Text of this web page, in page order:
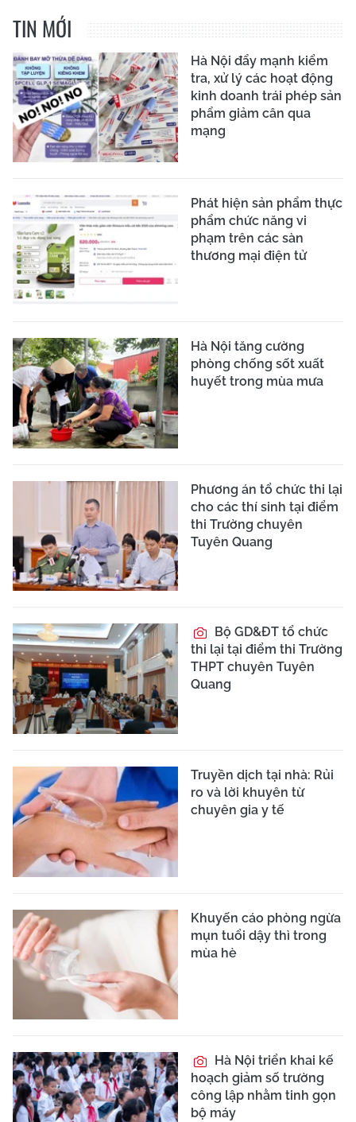
TIN MỚI
Hà Nội đẩy mạnh kiểm
tra, xử lý các hoạt động
kinh doanh trái phép sản
phẩm giảm cân qua
mạng
Phát hiện sản phẩm thực
phẩm chức năng vi
phạm trên các sàn
thương mại điện tử
Hà Nội tăng cường
phòng chống sốt xuất
huyết trong mùa mưa
Phương án tổ chức thi lại
cho các thí sinh tại điểm
thi Trường chuyên
Tuyên Quang
Bộ GD&ĐT tổ chức
thi lại tại điểm thi Trường
THPT chuyên Tuyên
Quang
Truyền dịch tại nhà: Rủi
ro và lời khuyên từ
chuyên gia y tế
Khuyến cáo phòng ngừa
mụn tuổi dậy thì trong
mùa hè
Hà Nội triển khai kế
hoạch giảm số trường
công lập nhằm tinh gọn
bộ máy